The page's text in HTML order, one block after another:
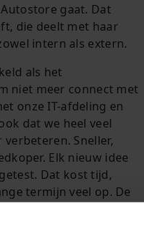
gaat. Dat
die deelt met haar
intern als extern.
als het
niet meer connect met
onze IT-afdeling en
dat we heel veel
Sneller,
Elk nieuw idee
Dat kost tijd,
termijn veel op. De
uitdaging. We gaan
Het assortiment